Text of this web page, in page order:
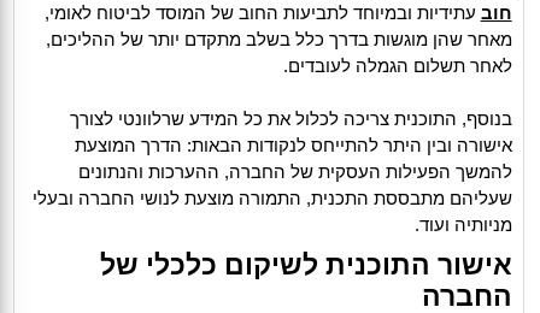
חוב עתידיות ובמיוחד לתביעות החוב של המוסד לביטוח לאומי,
מאחר שהן מוגשות בדרך כלל בשלב מתקדם יותר של ההליכים,
לאחר תשלום הגמלה לעובדים.
בנוסף, התוכנית צריכה לכלול את כל המידע שרלוונטי לצורך
אישורה ובין היתר להתייחס לנקודות הבאות: הדרך המוצעת
להמשך הפעילות העסקית של החברה, ההערכות והנתונים
שעליהם מתבססת התכנית, התמורה מוצעת לנושי החברה ובעלי
מניותיה ועוד.
אישור התוכנית לשיקום כלכלי של
החברה